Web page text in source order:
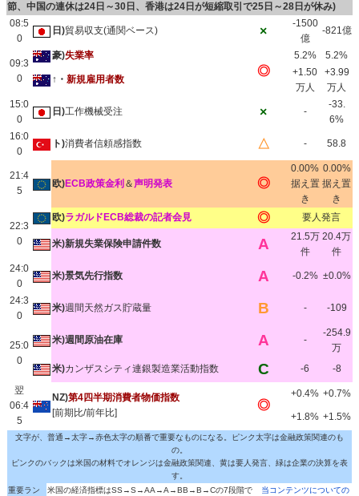
節、中国の連休は24日～30日、香港は24日が短縮取引で25日～28日が休み)
08:5
0
日)貿易収支(通関ベース) ×
-1500
億
-821億
09:3
0
豪)失業率
◎
5.2% 5.2%
↑・ 新規雇用者数
+1.50
万人
+3.99
万人
15:0
0
日)工作機械受注 × -
-33.
6%
16:0
0
ト)消費者信頼感指数 △ - 58.8
21:4
5
欧)ECB政策金利 ＆声明発表 ◎
0.00%
据え置
き
0.00%
据え置
き
22:3
0
欧)ラガルドECB総裁の記者会見 ◎ 要人発言
米)新規失業保険申請件数 A
21.5万
件
20.4万
件
24:0
0
米)景気先行指数 A -0.2% ±0.0%
24:3
0
米)週間天然ガス貯蔵量 B - -109
25:0
0
米)週間原油在庫 A -
-254.9
万
米)カンザスシティ連銀製造業活動指数 C -6
-8
翌
06:4
5
NZ)第4四半期消費者物価指数
[前期比/前年比]
◎
+0.4% +0.7%
+1.8% +1.5%
文字が、普通→太字→赤色太字の順番で重要なものになる。ピンク太字は金融政策関連のも
の。
ピンクのバックは米国の材料でオレンジは金融政策関連、黄は要人発言、緑は企業の決算を表
す。
重要ラン
米国の経済指標はSS→S→AA→A→BB→B→Cの7段階で
当コンテンツについての